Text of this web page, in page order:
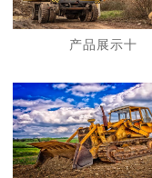
产品展示十